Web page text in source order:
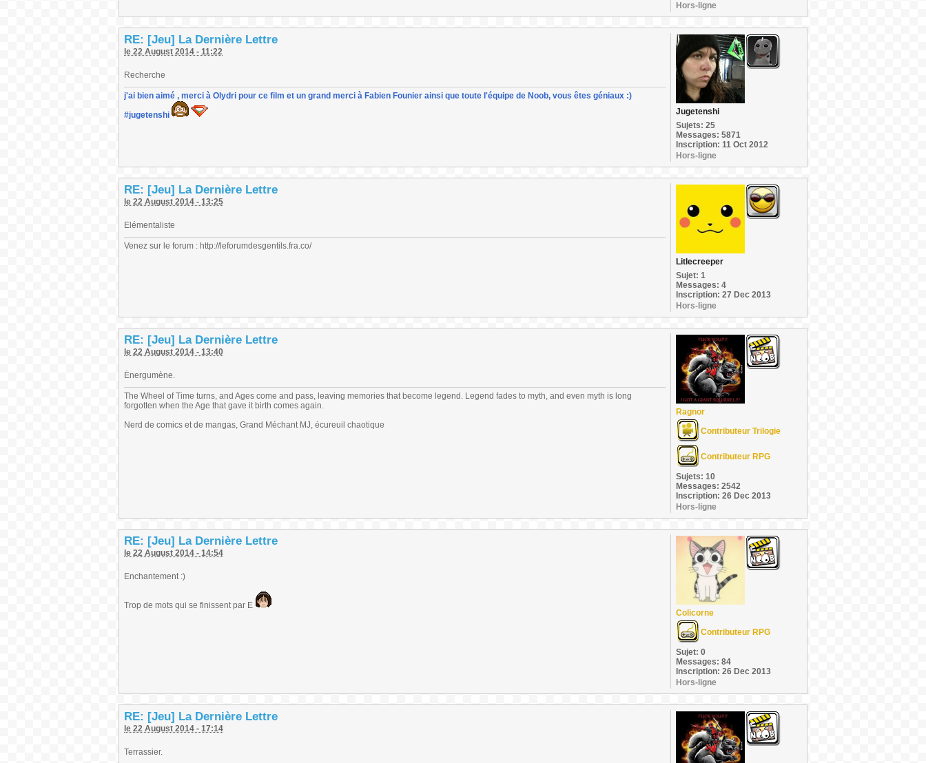
Hors-ligne
RE: [Jeu] La Dernière Lettre
le 22 August 2014 - 11:22
Recherche
j'ai bien aimé , merci à Olydri pour ce film et un grand merci à Fabien Founier ainsi que toute l'équipe de Noob, vous êtes géniaux :)
#jugetenshi
Jugetenshi
Sujets: 25
Messages: 5871
Inscription: 11 Oct 2012
Hors-ligne
RE: [Jeu] La Dernière Lettre
le 22 August 2014 - 13:25
Elémentaliste
Venez sur le forum : http://leforumdesgentils.fra.co/
Litlecreeper
Sujet: 1
Messages: 4
Inscription: 27 Dec 2013
Hors-ligne
RE: [Jeu] La Dernière Lettre
le 22 August 2014 - 13:40
Énergumène.
The Wheel of Time turns, and Ages come and pass, leaving memories that become legend. Legend fades to myth, and even myth is long
forgotten when the Age that gave it birth comes again.
Nerd de comics et de mangas, Grand Méchant MJ, écureuil chaotique
Ragnor
Contributeur Trilogie
Contributeur RPG
Sujets: 10
Messages: 2542
Inscription: 26 Dec 2013
Hors-ligne
RE: [Jeu] La Dernière Lettre
le 22 August 2014 - 14:54
Enchantement :)
Trop de mots qui se finissent par E
Colicorne
Contributeur RPG
Sujet: 0
Messages: 84
Inscription: 26 Dec 2013
Hors-ligne
RE: [Jeu] La Dernière Lettre
le 22 August 2014 - 17:14
Terrassier.